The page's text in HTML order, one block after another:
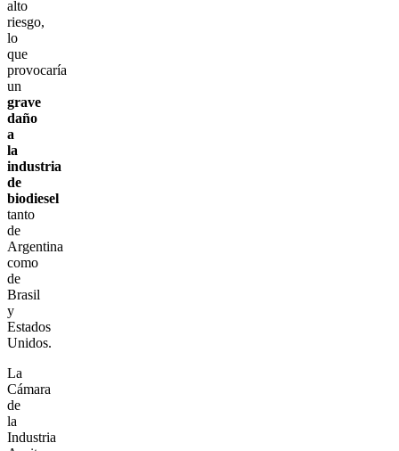
alto
riesgo,
lo
que
provocaría
un
grave
daño
a
la
industria
de
biodiesel
tanto
de
Argentina
como
de
Brasil
y
Estados
Unidos.
La
Cámara
de
la
Industria